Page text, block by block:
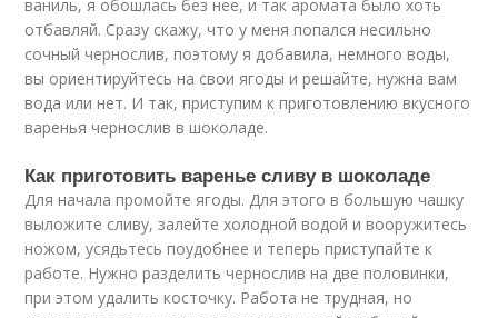
ваниль, я обошлась без нее, и так аромата было хоть
отбавляй. Сразу скажу, что у меня попался несильно
сочный чернослив, поэтому я добавила, немного воды,
вы ориентируйтесь на свои ягоды и решайте, нужна вам
вода или нет. И так, приступим к приготовлению вкусного
варенья чернослив в шоколаде.
Как приготовить варенье сливу в шоколаде
Для начала промойте ягоды. Для этого в большую чашку
выложите сливу, залейте холодной водой и вооружитесь
ножом, усядьтесь поудобнее и теперь приступайте к
работе. Нужно разделить чернослив на две половинки,
при этом удалить косточку. Работа не трудная, но